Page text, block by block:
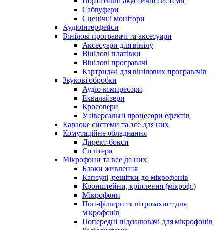
Сабвуфери
Сценічні монітори
Аудіоінтерфейси
Вінілові програвачі та аксесуари
Аксесуари для вінілу
Вінілові платівки
Вінілові програвачі
Картриджі для вінілових програвачів
Звукові обробки
Аудіо компресори
Еквалайзери
Кросовери
Універсальні процесори ефектів
Караоке системи та все для них
Комутаційне обладнання
Директ-бокси
Сплітери
Мікрофони та все до них
Блоки живлення
Капсулі, решітки до мікрофонів
Кронштейни, кріплення (мікроф.)
Мікрофони
Поп-фільтри та вітрозахист для
мікрофонів
Попередні підсилювачі для мікрофонів